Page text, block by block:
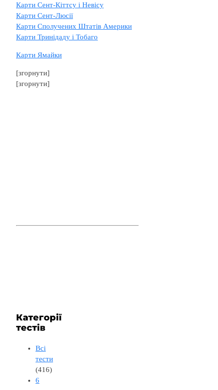
Карти Сент-Кіттсу і Невісу
Карти Сент-Люсії
Карти Сполучених Штатів Америки
Карти Тринідаду і Тобаго
Карти Ямайки
[згорнути]
[згорнути]
Категорії
тестів
Всі
тести
(416)
6